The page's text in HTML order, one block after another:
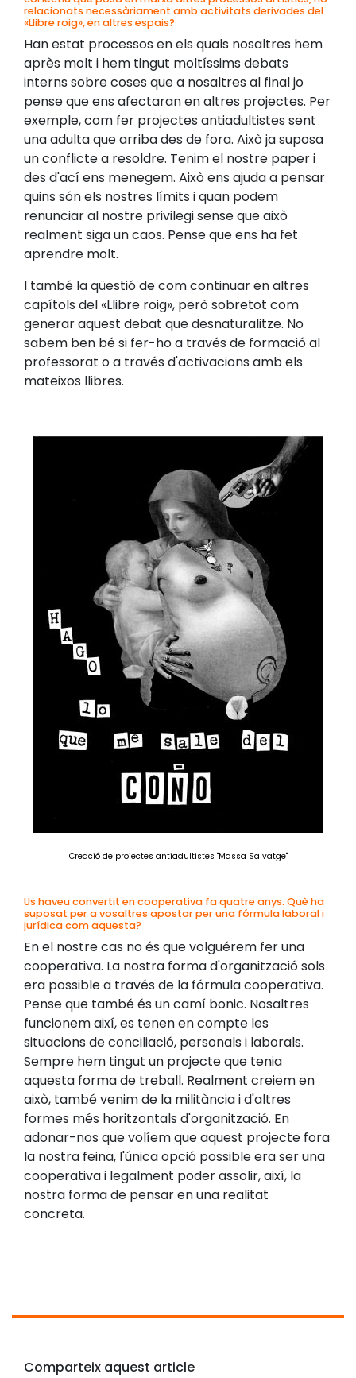
relacionats necessàriament amb activitats derivades del
«Llibre roig», en altres espais?
Han estat processos en els quals nosaltres hem
après molt i hem tingut moltíssims debats
interns sobre coses que a nosaltres al final jo
pense que ens afectaran en altres projectes. Per
exemple, com fer projectes antiadultistes sent
una adulta que arriba des de fora. Això ja suposa
un conflicte a resoldre. Tenim el nostre paper i
des d'ací ens menegem. Això ens ajuda a pensar
quins són els nostres límits i quan podem
renunciar al nostre privilegi sense que això
realment siga un caos. Pense que ens ha fet
aprendre molt.
I també la qüestió de com continuar en altres
capítols del «Llibre roig», però sobretot com
generar aquest debat que desnaturalitze. No
sabem ben bé si fer-ho a través de formació al
professorat o a través d'activacions amb els
mateixos llibres.
Creació de projectes antiadultistes "Massa Salvatge"
Us haveu convertit en cooperativa fa quatre anys. Què ha
suposat per a vosaltres apostar per una fórmula laboral i
jurídica com aquesta?
En el nostre cas no és que volguérem fer una
cooperativa. La nostra forma d'organització sols
era possible a través de la fórmula cooperativa.
Pense que també és un camí bonic. Nosaltres
funcionem així, es tenen en compte les
situacions de conciliació, personals i laborals.
Sempre hem tingut un projecte que tenia
aquesta forma de treball. Realment creiem en
això, també venim de la militància i d'altres
formes més horitzontals d'organització. En
adonar-nos que volíem que aquest projecte fora
la nostra feina, l'única opció possible era ser una
cooperativa i legalment poder assolir, així, la
nostra forma de pensar en una realitat
concreta.
Comparteix aquest article